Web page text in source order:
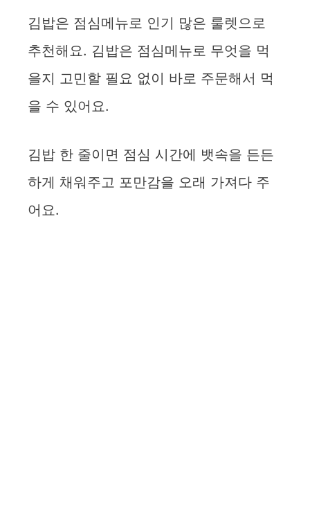
김밥은 점심메뉴로 인기 많은 룰렛으로
추천해요. 김밥은 점심메뉴로 무엇을 먹
을지 고민할 필요 없이 바로 주문해서 먹
을 수 있어요.
김밥 한 줄이면 점심 시간에 뱃속을 든든
하게 채워주고 포만감을 오래 가져다 주
어요.